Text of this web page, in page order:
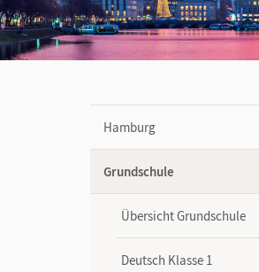
Hamburg
Grundschule
Übersicht Grundschule
Deutsch Klasse 1